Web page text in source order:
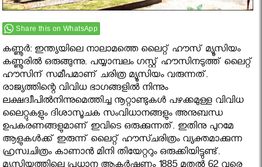
Share this on WhatsApp
കണ്ണൂര്‍: ഇന്ത്യയിലെ നാലാമത്തെ ലൈറ്റ് ഹൗസ് മ്യൂസിയം
കണ്ണൂരില്‍ ഒരുങ്ങുന്നു. പയ്യാമ്പലം ഗസ്റ്റ് ഹൗസിനടുത്ത് ലൈറ്റ്
ഹൗസിന് സമീപമാണ് ചരിത്ര മ്യൂസിയം വരുന്നത്.
രാജ്യത്തിന്റെ വിവിധ ഭാഗങ്ങളില്‍ നിന്നും
ലക്ഷദ്വീപില്‍നിന്നുമെത്തിച്ച നൂറ്റാണ്ടുകള്‍ പഴക്കമുള്ള വിവിധ
ലൈറ്റുകളും ദിശാസൂചക സംവിധാനങ്ങളും അനുബന്ധ
ഉപകരണങ്ങളുമാണ് ഇവിടെ ഒരുക്കുന്നത്. ഇതിനു പുറമേ
ആളുകള്‍ക്ക് ഇരുന്ന് ലൈറ്റ് ഹൗസ്ചരിത്രം വ്യക്തമാക്കുന്ന
ഹ്രസ്വചിത്രം കാണാൻ മിനി തിയേറ്ററും ഒരുക്കിയിട്ടുണ്ട്.